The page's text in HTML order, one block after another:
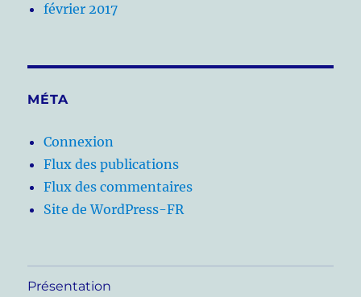
février 2017
MÉTA
Connexion
Flux des publications
Flux des commentaires
Site de WordPress-FR
Présentation